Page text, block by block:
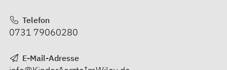
Telefon
0731 79060280
E-Mail-Adresse